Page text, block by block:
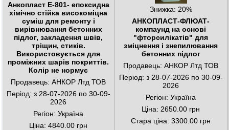
Анкопласт Е-801- епоксидна
хімічно стійка високоміцна
суміш для ремонту і
вирівнювання бетонних
підлог, закладення швів,
тріщин, стиків.
Використовується для
проміжних шарів покриттів.
Колір не нормує
Продавець: АНКОР Лтд ТОВ
Період: з 28-07-2026 по 30-09-
2026
Регіон: Україна
Ціна: 4840.00 грн
Знижка: 20%
АНКОПЛАСТ-ФЛЮАТ-
компаунд на основі
"фторсилікатів" для
зміцнення і знепилювання
бетонних підлог
Продавець: АНКОР Лтд ТОВ
Період: з 28-07-2026 по 30-09-
2026
Регіон: Україна
Ціна: 2650.00 грн
Стара ціна: 3300.00 грн